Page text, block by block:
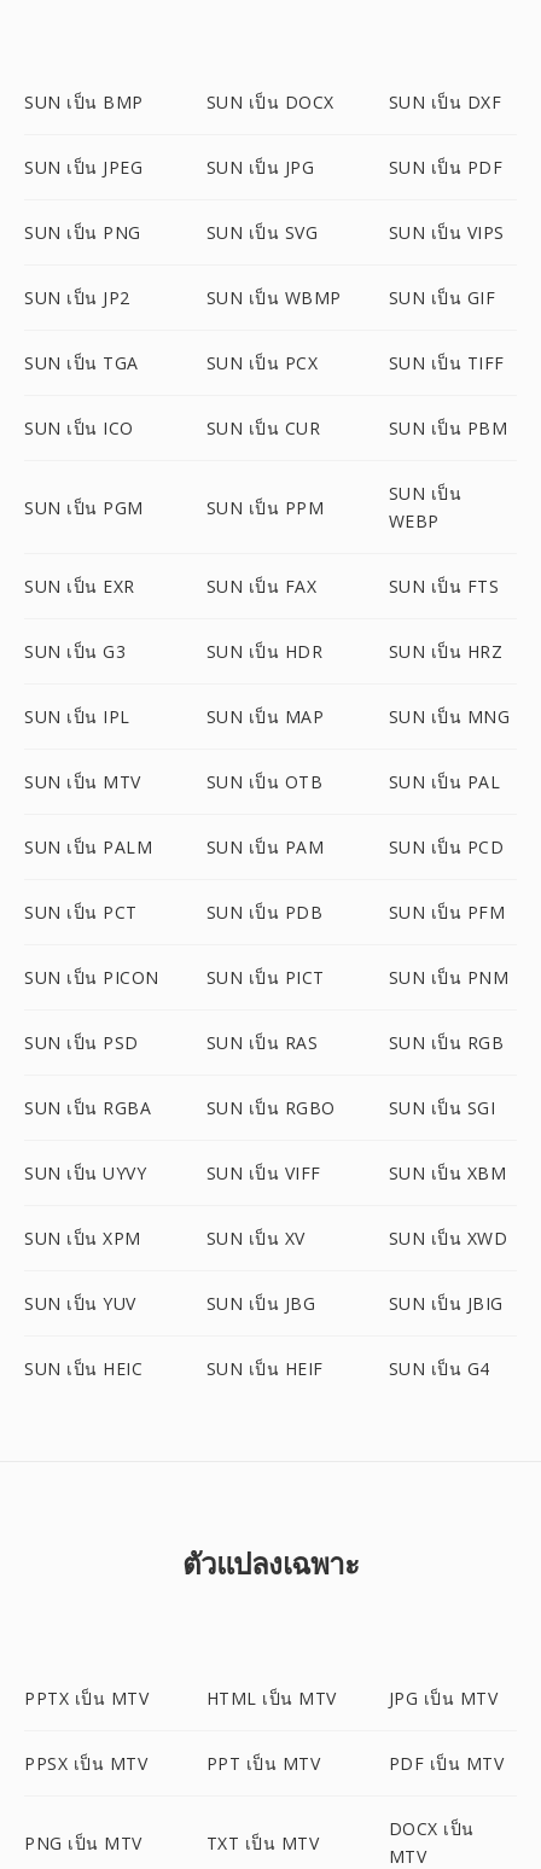
SUN เป็น BMP SUN เป็น DOCX SUN เป็น DXF
SUN เป็น JPEG SUN เป็น JPG SUN เป็น PDF
SUN เป็น PNG SUN เป็น SVG SUN เป็น VIPS
SUN เป็น JP2 SUN เป็น WBMP SUN เป็น GIF
SUN เป็น TGA SUN เป็น PCX SUN เป็น TIFF
SUN เป็น ICO SUN เป็น CUR SUN เป็น PBM
SUN เป็น PGM SUN เป็น PPM
SUN เป็น
WEBP
SUN เป็น EXR SUN เป็น FAX SUN เป็น FTS
SUN เป็น G3 SUN เป็น HDR SUN เป็น HRZ
SUN เป็น IPL SUN เป็น MAP SUN เป็น MNG
SUN เป็น MTV SUN เป็น OTB SUN เป็น PAL
SUN เป็น PALM SUN เป็น PAM SUN เป็น PCD
SUN เป็น PCT SUN เป็น PDB SUN เป็น PFM
SUN เป็น PICON SUN เป็น PICT SUN เป็น PNM
SUN เป็น PSD SUN เป็น RAS SUN เป็น RGB
SUN เป็น RGBA SUN เป็น RGBO SUN เป็น SGI
SUN เป็น UYVY SUN เป็น VIFF SUN เป็น XBM
SUN เป็น XPM SUN เป็น XV SUN เป็น XWD
SUN เป็น YUV SUN เป็น JBG SUN เป็น JBIG
SUN เป็น HEIC SUN เป็น HEIF SUN เป็น G4
ตัวแปลงเฉพาะ
PPTX เป็น MTV HTML เป็น MTV JPG เป็น MTV
PPSX เป็น MTV PPT เป็น MTV PDF เป็น MTV
PNG เป็น MTV TXT เป็น MTV
DOCX เป็น
MTV